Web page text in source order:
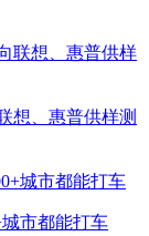
想、惠普供样测
市都能打车